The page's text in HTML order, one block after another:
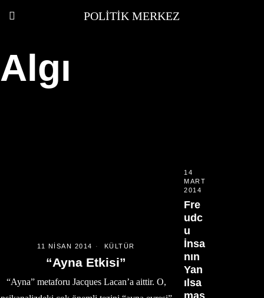
POLITIK MERKEZ
Algı
11 NISAN 2014 KÜLTÜR
“Ayna Etkisi”
“Ayna” metaforu Jacques Lacan’a aittir. O,
14
MART
2014
Fre
udc
u
İnsa
nın
Yan
ılsa